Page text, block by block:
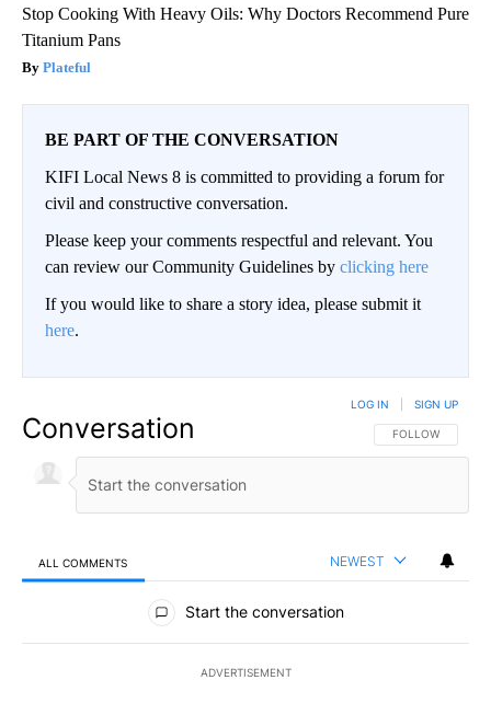
Stop Cooking With Heavy Oils: Why Doctors Recommend Pure
Titanium Pans
Plateful
BE PART OF THE CONVERSATION
KIFI Local News 8 is committed to providing a forum for
civil and constructive conversation.
Please keep your comments respectful and relevant. You
can review our Community Guidelines by clicking here
If you would like to share a story idea, please submit it
here.
Conversation FOLLOW THIS
FOLLOW
LOG IN SIGN UP
ALL COMMENTS NEWEST
All Comments
Start the conversation
ADVERTISEMENT